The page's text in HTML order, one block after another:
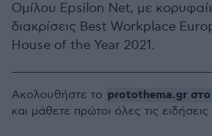
Ομίλου Epsilon Net, με
διακρίσεις Best Workplace
House of the Year 2021.
Ακολουθήστε το protothema.gr
και μάθετε πρώτοι όλες τις ειδήσεις